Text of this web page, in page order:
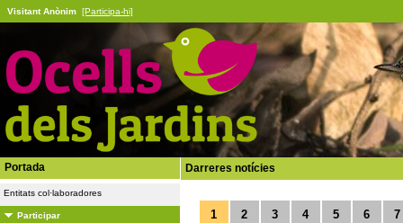
Visitant Anònim [Participa-hi]
Portada
Entitats col·laboradores
Participar
Darreres notícies
1 2 3 4 5 6 7